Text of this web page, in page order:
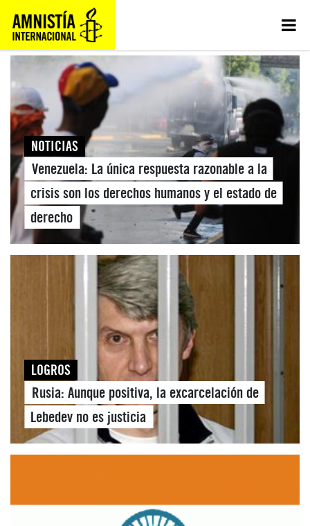
NOTICIAS
Venezuela: La única respuesta razonable a la
crisis son los derechos humanos y el estado de
derecho
LOGROS
Rusia: Aunque positiva, la excarcelación de
Lebedev no es justicia